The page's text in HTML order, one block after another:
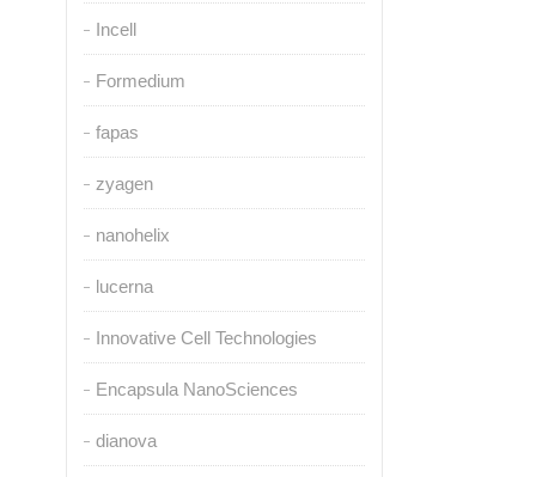
Incell
Formedium
fapas
zyagen
nanohelix
lucerna
Innovative Cell Technologies
Encapsula NanoSciences
dianova